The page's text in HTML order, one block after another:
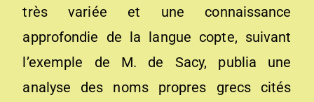
très variée et une connaissance
approfondie de la langue copte, suivant
l’exemple de M. de Sacy, publia une
analyse des noms propres grecs cités